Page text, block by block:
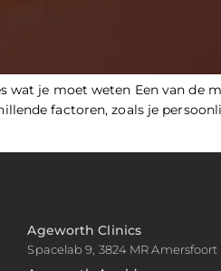
wat je moet weten Een van de
factoren, zoals je
Ageworth Clinics
Spacelab 9, 3824 MR Amersfoort